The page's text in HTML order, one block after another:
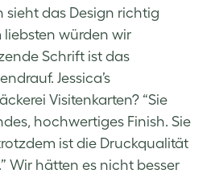
sieht das Design richtig
würden wir
Schrift ist das
Jessica’s
Visitenkarten? “Sie
hochwertiges Finish. Sie
ist die Druckqualität
Wir hätten es nicht besser